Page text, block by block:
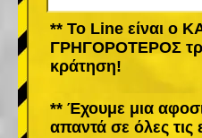
** Το Line είναι ο
ΓΡΗΓΟΡΟΤΕΡΟΣ
κράτηση!
** Έχουμε μια
απαντά σε όλες τις